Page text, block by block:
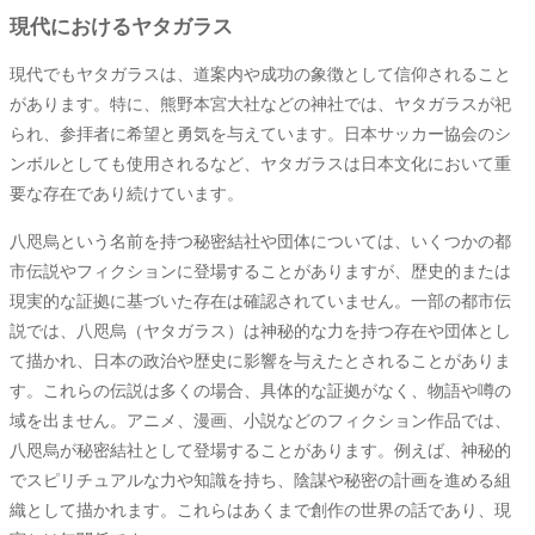
現代におけるヤタガラス
現代でもヤタガラスは、道案内や成功の象徴として信仰されること
があります。特に、熊野本宮大社などの神社では、ヤタガラスが祀
られ、参拝者に希望と勇気を与えています。日本サッカー協会のシ
ンボルとしても使用されるなど、ヤタガラスは日本文化において重
要な存在であり続けています。
八咫烏という名前を持つ秘密結社や団体については、いくつかの都
市伝説やフィクションに登場することがありますが、歴史的または
現実的な証拠に基づいた存在は確認されていません。一部の都市伝
説では、八咫烏（ヤタガラス）は神秘的な力を持つ存在や団体とし
て描かれ、日本の政治や歴史に影響を与えたとされることがありま
す。これらの伝説は多くの場合、具体的な証拠がなく、物語や噂の
域を出ません。アニメ、漫画、小説などのフィクション作品では、
八咫烏が秘密結社として登場することがあります。例えば、神秘的
でスピリチュアルな力や知識を持ち、陰謀や秘密の計画を進める組
織として描かれます。これらはあくまで創作の世界の話であり、現